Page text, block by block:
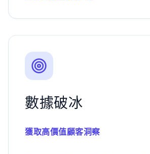
數據破冰
獲取高價值顧客洞察